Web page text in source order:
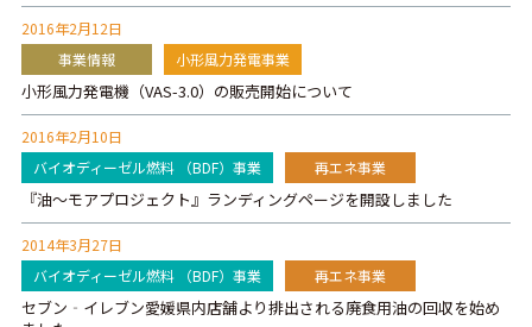
2016年2月12日
事業情報
小形風力発電事業
小形風力発電機（VAS-3.0）の販売開始について
2016年2月10日
バイオディーゼル燃料 （BDF）事業
再エネ事業
『油～モアプロジェクト』ランディングページを開設しました
2014年3月27日
バイオディーゼル燃料 （BDF）事業
再エネ事業
セブン‐イレブン愛媛県内店舗より排出される廃食用油の回収を始め